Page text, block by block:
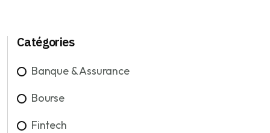
Catégories
Banque & Assurance
Bourse
Fintech